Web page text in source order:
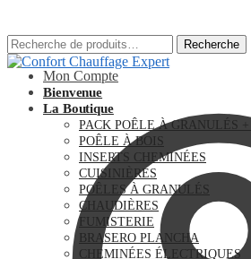
Recherche
pour :
Recherche
Mon Compte
Recherche
pour :
Recherche
Bienvenue
La Boutique
PACK POÊLE À GRANULÉS
POÊLE À BOIS
INSERTS CHEMINÉES
CUISINIÈRES
POÊLES À GRANULÉS
CHAUDIÈRES
FUMISTERIE
BRASERO PLANCHA
CHEMINÉES ÉLECTRIQUES